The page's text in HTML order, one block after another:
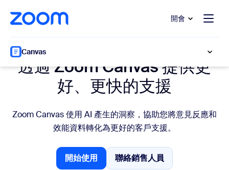
至主要內容
至協助聊天 開會
Canvas
透過 Zoom Canvas 提供更
好、更快的支援
Zoom Canvas 使用 AI 產生的洞察，協助您將意見反應和
效能資料轉化為更好的客戶支援。
開始使用
開始使用
聯絡銷售人員
聯絡銷售人員